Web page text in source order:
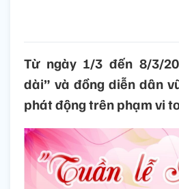
Từ ngày 1/3 đến 8/3/
dài” và đồng diễn dân
phát động trên phạm vi